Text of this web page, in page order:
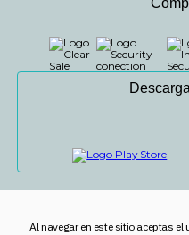
Al navegar en este sitio aceptas